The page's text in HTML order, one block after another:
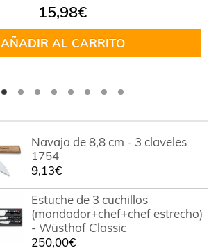
Valorado
en5.00de
5
15,98€
AÑADIR AL CARRITO
Navaja de 8,8 cm - 3 claveles
1754
9,13€
Estuche de 3 cuchillos
(mondador+chef+chef estrecho)
- Wüsthof Classic
250,00€